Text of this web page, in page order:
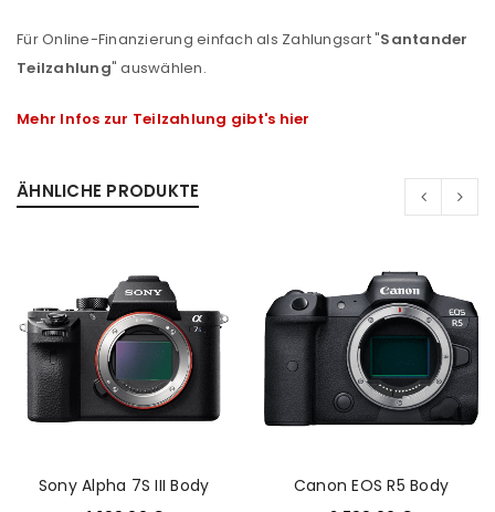
ANMELDEN
Für Online-Finanzierung einfach als Zahlungsart "Santander
Teilzahlung" auswählen.
Mehr Infos zur Teilzahlung gibt's hier
ÄHNLICHE PRODUKTE
Sony Alpha 7S III Body Canon EOS R5 Body